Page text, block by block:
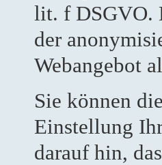
lit. f DSGVO.
der
Webangebot
Sie können
Einstellung
darauf hin,